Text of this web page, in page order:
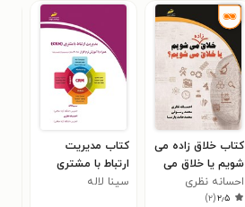
کتاب خلاق زاده می
شویم یا خلاق می
شویم؟
احسانه نظری
۲٫۵(۲)
کتاب مدیریت
ارتباط با مشتری
(CRM)سینا لاله